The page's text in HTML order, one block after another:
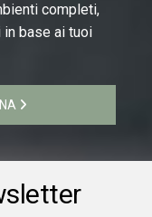
completi,
base ai tuoi